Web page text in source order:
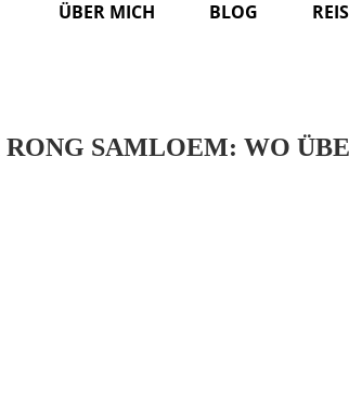
ÜBER MICH BLOG
SAMLOEM: WO